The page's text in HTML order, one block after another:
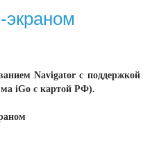
Navigator с
iGo с картой РФ).